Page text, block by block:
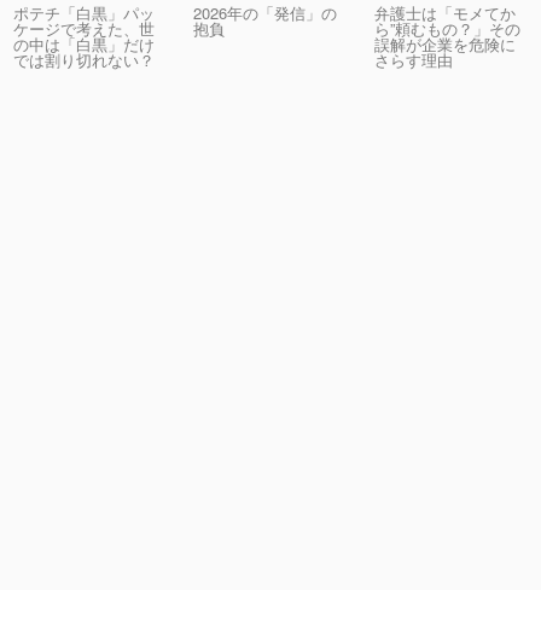
ポテチ「白黒」パッ
ケージで考えた、世
の中は「白黒」だけ
では割り切れない？
2026年の「発信」の
抱負
弁護士は「モメてか
ら”頼むもの？」その
誤解が企業を危険に
さらす理由